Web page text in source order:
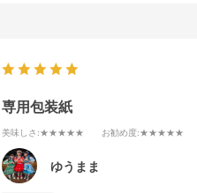
専用包装紙
美味しさ :★★★★★ お勧め度:★★★★★
ゆうまま